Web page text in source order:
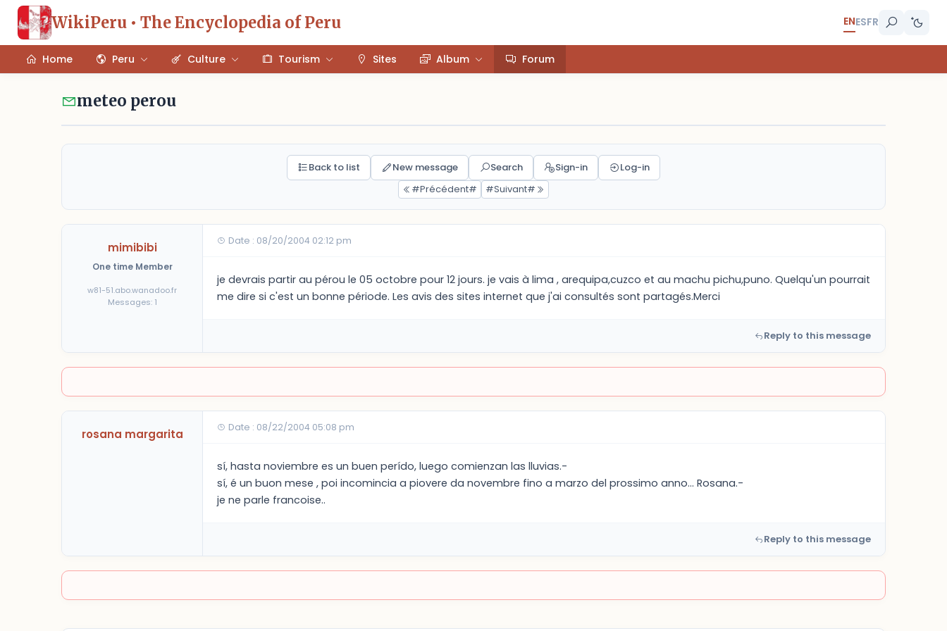
WikiPeru • The Encyclopedia of Peru ENESFR
Home Peru Culture Tourism Sites Album Forum
meteo perou
Back to list New message Search Sign-in
Log-in
#Précédent#
#Suivant#
mimibibi
One time Member
w81-51.abo.wanadoo.fr
Messages: 1
Date : 08/20/2004 02:12 pm
je devrais partir au pérou le 05 octobre pour 12 jours. je vais à lima , arequipa,cuzco et au machu pichu,puno. Quelqu'un pourrait
me dire si c'est un bonne période. Les avis des sites internet que j'ai consultés sont partagés.Merci
Reply to this message
rosana margarita Date : 08/22/2004 05:08 pm
sí, hasta noviembre es un buen perído, luego comienzan las lluvias.-
sí, é un buon mese , poi incomincia a piovere da novembre fino a marzo del prossimo anno... Rosana.-
je ne parle francoise..
Reply to this message